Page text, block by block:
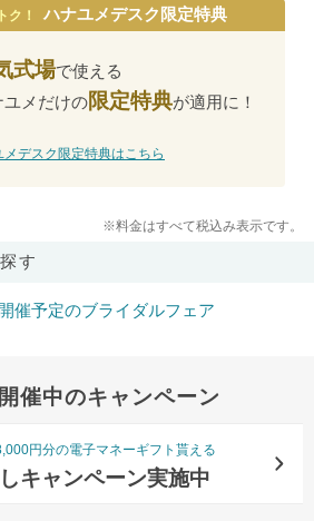
ク！ ハナユメデスク限定特典
式場で使える
ユメだけの限定特典が適用に！
メデスク限定特典はこちら
※料金はすべて税込み表示です。
す
催予定のブライダルフェア
開催中のキャンペーン
円分の電子マネーギフト貰える
キャンペーン実施中